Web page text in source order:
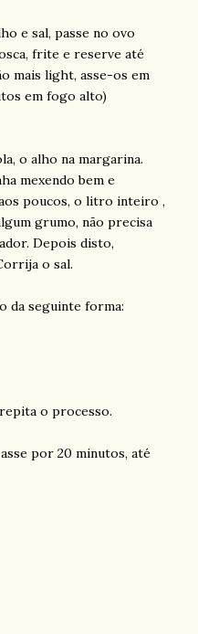
e sal, passe no ovo
frite e reserve até
mais light, asse-os em
em fogo alto)
o alho na margarina.
mexendo bem e
poucos, o litro inteiro ,
grumo, não precisa
Depois disto,
o sal.
da seguinte forma:
repita o processo.
por 20 minutos, até